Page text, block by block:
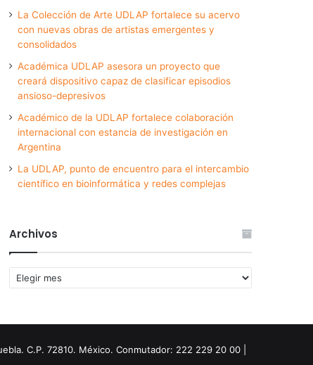
La Colección de Arte UDLAP fortalece su acervo
con nuevas obras de artistas emergentes y
consolidados
Académica UDLAP asesora un proyecto que
creará dispositivo capaz de clasificar episodios
ansioso-depresivos
Académico de la UDLAP fortalece colaboración
internacional con estancia de investigación en
Argentina
La UDLAP, punto de encuentro para el intercambio
científico en bioinformática y redes complejas
Archivos
Archivos
C.P. 72810. México. Conmutador: 222 229 20 00 |